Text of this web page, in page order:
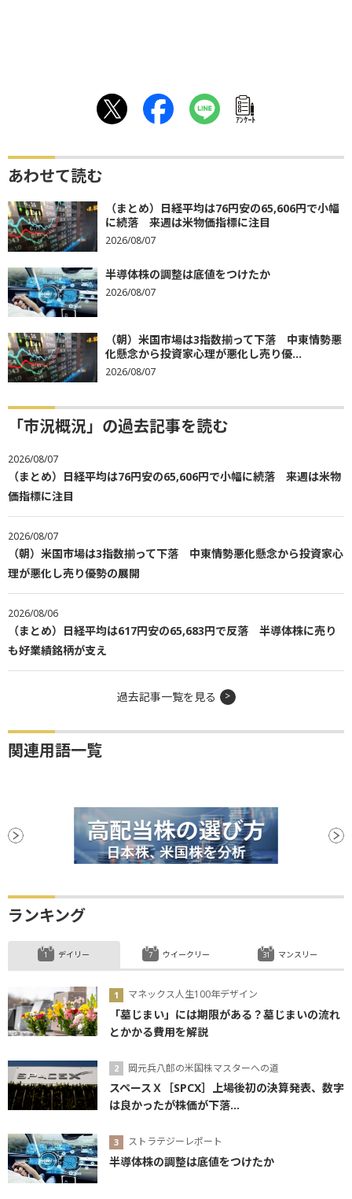
ｱﾝｹｰﾄ
あわせて読む
（まとめ）日経平均は76円安の65,606円で小幅
に続落 来週は米物価指標に注目
2026/08/07
半導体株の調整は底値をつけたか
2026/08/07
（朝）米国市場は3指数揃って下落 中東情勢悪
化懸念から投資家心理が悪化し売り優...
2026/08/07
「市況概況」の過去記事を読む
2026/08/07
（まとめ）日経平均は76円安の65,606円で小幅に続落 来週は米物
価指標に注目
2026/08/07
（朝）米国市場は3指数揃って下落 中東情勢悪化懸念から投資家心
理が悪化し売り優勢の展開
2026/08/06
（まとめ）日経平均は617円安の65,683円で反落 半導体株に売り
も好業績銘柄が支え
過去記事一覧を見る
関連用語一覧
ランキング
デイリー
マネックス人生100年デザイン
「墓じまい」には期限がある？墓じまいの流れ
とかかる費用を解説
岡元兵八郎の米国株マスターへの道
スペースＸ［SPCX］上場後初の決算発表、数字
は良かったが株価が下落...
ストラテジーレポート
半導体株の調整は底値をつけたか
ウイークリー マンスリー